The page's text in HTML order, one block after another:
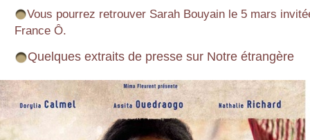
Vous pourrez retrouver Sarah Bouyain le 5 mars
France Ô.
Quelques extraits de presse sur Notre étrangère